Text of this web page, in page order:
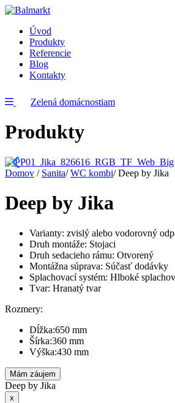
Úvod
Produkty
Referencie
Blog
Kontakty
Zelená domácnostiam
Produkty
Domov / Sanita/ WC kombi/ Deep by Jika
Deep by Jika
Varianty: zvislý alebo vodorovný
Druh montáže: Stojaci
Druh sedacieho rámu: Otvorený
Montážna súprava: Súčasť dodávky
Splachovací systém: Hlboké
Tvar: Hranatý tvar
Rozmery:
Dĺžka:650 mm
Šírka:360 mm
Výška:430 mm
Mám záujem
Deep by Jika
x